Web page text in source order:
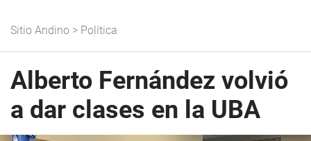
Sitio Andino > Política
Alberto Fernández volvió
a dar clases en la UBA